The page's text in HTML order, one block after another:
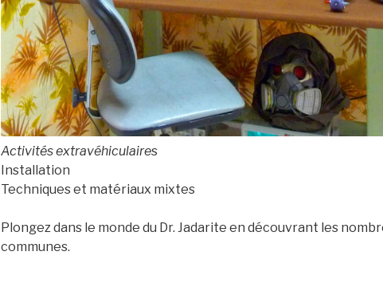
Activités extravéhiculaires
Installation
Techniques et matériaux mixtes
Plongez dans le monde du Dr. Jadarite en découvrant les
communes.